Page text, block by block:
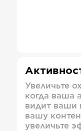
Увеличьте
когда ваша
видит ваши
вашу
увеличьте